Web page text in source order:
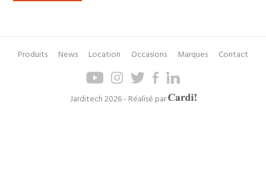
Pied
Menu
navigation
Produits News Location Occasions Marques Contact
Jarditech 2026 - Réalisé par
Axel